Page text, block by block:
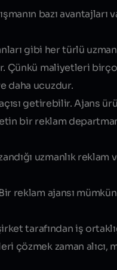
bazı avantajları
gibi her türlü
Çünkü maliyetleri
daha ucuzdur.
getirebilir. Ajans
bir reklam
uzmanlık reklam
reklam ajansı mümkün
tarafından iş
çözmek zaman alıcı,